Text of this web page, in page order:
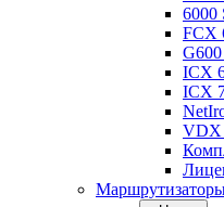
6000
FCX
G600
ICX
ICX
VDX